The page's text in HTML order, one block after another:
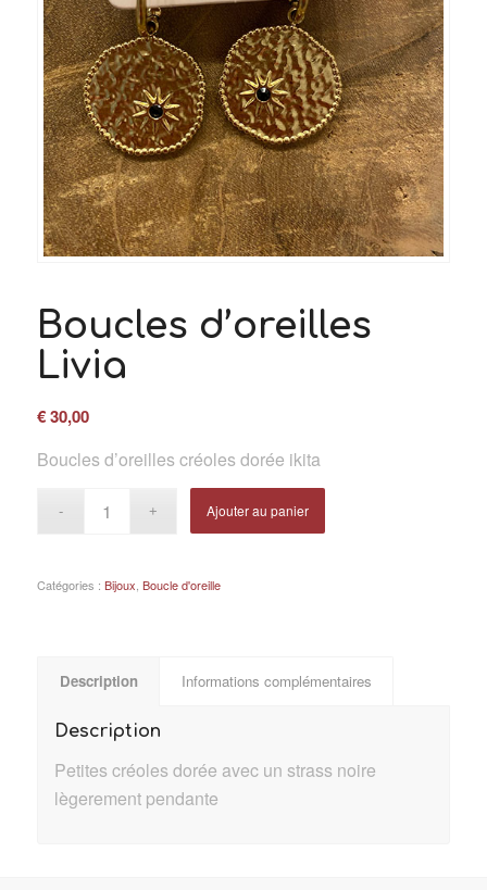
Boucles d’oreilles
Livia
€30,00
Boucles d’oreilles créoles dorée ikita
Ajouter au panier
Catégories : Bijoux Boucle d'oreille
Description Informations complémentaires
Description
Petites créoles dorée avec un strass noire
lègerement pendante